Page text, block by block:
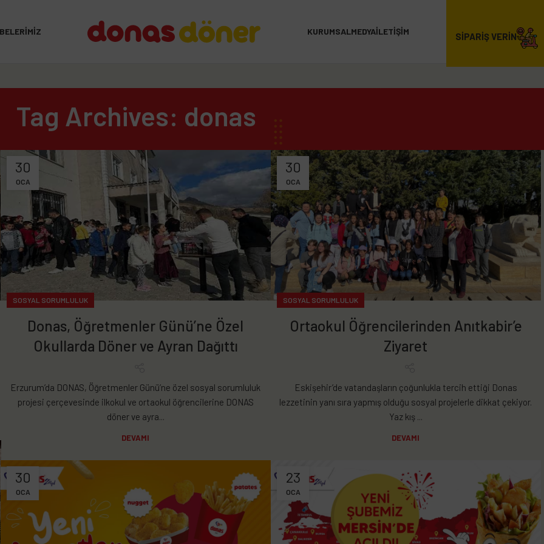
KURUMSALMEDYAİLETIŞIM SİPARİŞ VERİN
Tag Archives: donas
30
OCA
SOSYAL SORUMLULUK
Donas, Öğretmenler Günü’ne Özel
Okullarda Döner ve Ayran Dağıttı
Erzurum’da DONAS, Öğretmenler Günü’ne özel sosyal sorumluluk
projesi çerçevesinde ilkokul ve ortaokul öğrencilerine DONAS
döner ve ayra...
DEVAMI
30
OCA
SOSYAL SORUMLULUK
Ortaokul Öğrencilerinden Anıtkabir’e
Ziyaret
Eskişehir’de vatandaşların çoğunlukla tercih ettiği Donas
lezzetinin yanı sıra yapmış olduğu sosyal projelerle dikkat çekiyor.
Yaz kış ...
DEVAMI
30
OCA
23
OCA